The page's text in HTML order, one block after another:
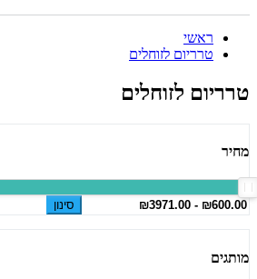
ראשי
טרריום לזוחלים
טרריום לזוחלים
מחיר
סינון
מותגים